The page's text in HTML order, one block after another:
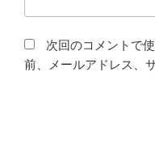
次回のコメントで
前、メールアドレス、